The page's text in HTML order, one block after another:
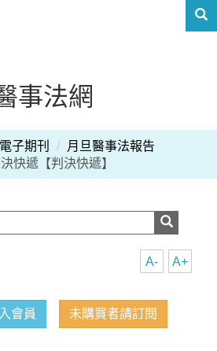
事法網
子期刊
月旦醫事法報告
快遞【判決快遞】
A+
A-
會員 未購買者請訂閱